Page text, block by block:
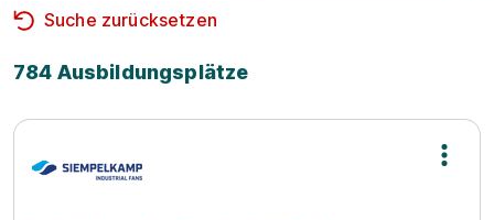
Suche zurücksetzen
784 Ausbildungsplätze